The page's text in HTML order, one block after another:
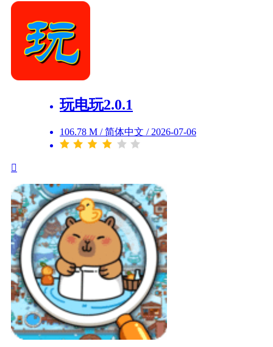
玩电玩2.0.1
106.78 M / 简体中文 / 2026-07-06